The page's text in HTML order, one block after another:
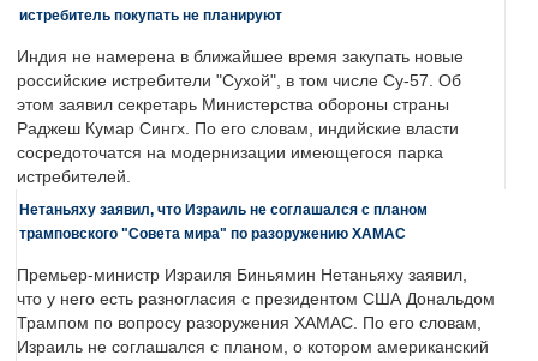
истребитель покупать не планируют
Индия не намерена в ближайшее время закупать новые
российские истребители "Сухой", в том числе Су-57. Об
этом заявил секретарь Министерства обороны страны
Раджеш Кумар Сингх. По его словам, индийские власти
сосредоточатся на модернизации имеющегося парка
истребителей.
Нетаньяху заявил, что Израиль не соглашался с планом
трамповского "Совета мира" по разоружению ХАМАС
Премьер-министр Израиля Биньямин Нетаньяху заявил,
что у него есть разногласия с президентом США Дональдом
Трампом по вопросу разоружения ХАМАС. По его словам,
Израиль не соглашался с планом, о котором американский